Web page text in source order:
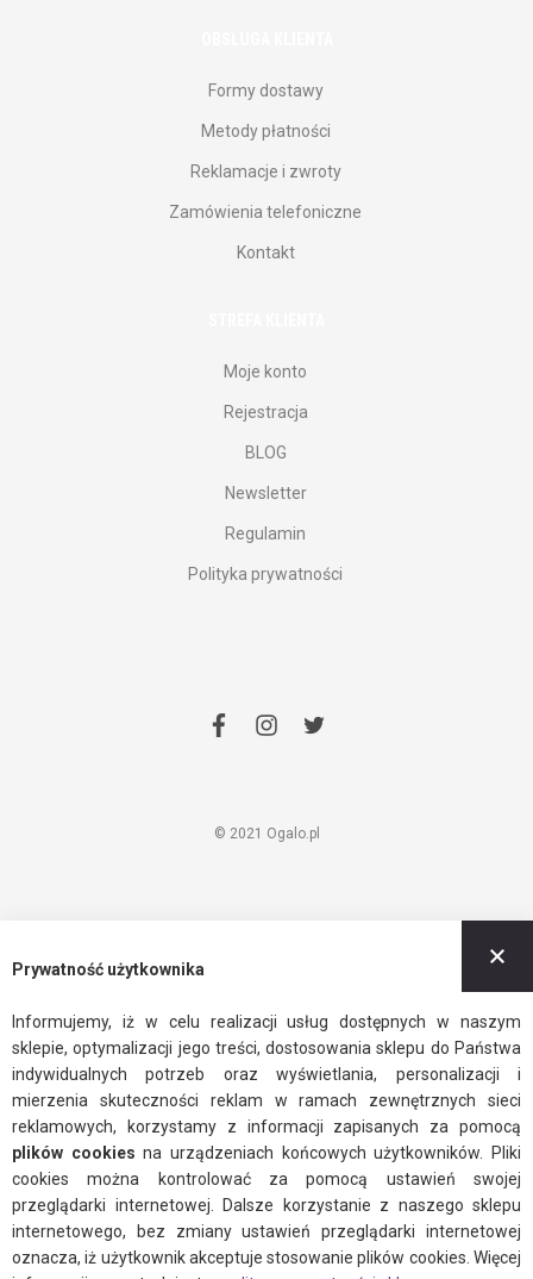
Formy dostawy
Metody płatności
Reklamacje i zwroty
Zamówienia telefoniczne
Kontakt
Moje konto
Rejestracja
BLOG
Newsletter
Regulamin
Polityka prywatności
facebook
instagram
twitter
© 2021 Ogalo.pl
Prywatność użytkownika
Informujemy, iż w celu realizacji usług dostępnych w naszym
sklepie, optymalizacji jego treści, dostosowania sklepu do Państwa
indywidualnych potrzeb oraz wyświetlania, personalizacji i
mierzenia skuteczności reklam w ramach zewnętrznych sieci
reklamowych, korzystamy z informacji zapisanych za pomocą
plików cookiesna urządzeniach końcowych użytkowników. Pliki
cookies można kontrolować za pomocą ustawień swojej
przeglądarki internetowej. Dalsze korzystanie z naszego sklepu
internetowego, bez zmiany ustawień przeglądarki internetowej
oznacza, iż użytkownik akceptuje stosowanie plików cookies. Więcej